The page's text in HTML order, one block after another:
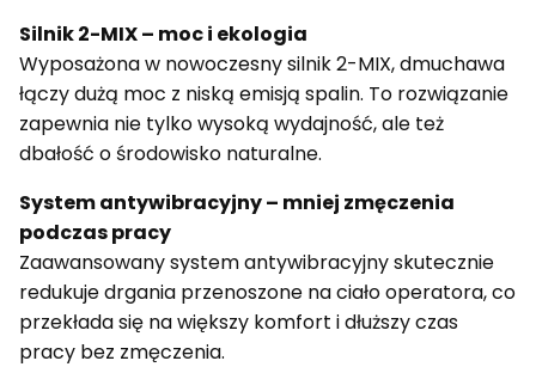
Silnik2-MIX – moci ekologia
Wyposażonaw nowoczesnysilnik2-MIX,dmuchawa
łączydużą moc z niską emisją spalin. To rozwiązanie
zapewnia nie tylkowysoką wydajność,ale też
dbałość ośrodowisko naturalne.
Systemantywibracyjny – mniej zmęczenia
podczaspracy
Zaawansowanysystemantywibracyjnyskutecznie
redukujedrgania przenoszone naciałooperatora,co
przekładasię nawiększy komfort idłuższyczas
pracy bez zmęczenia.